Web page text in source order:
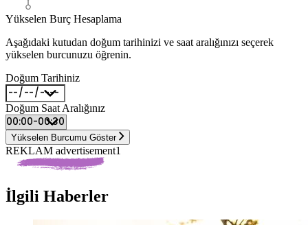
Yükselen Burç Hesaplama
Aşağıdaki kutudan doğum tarihinizi ve saat aralığınızı seçerek
yükselen burcunuzu öğrenin.
Doğum Tarihiniz
Doğum Saat Aralığınız
Yükselen Burcumu Göster
REKLAM advertisement1
İlgili Haberler